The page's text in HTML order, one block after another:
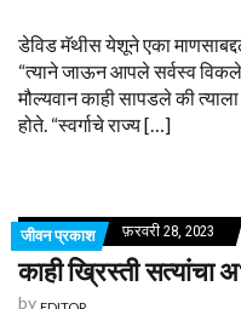
डेविड मॅथीस येशूने एका
“त्याने जाऊन आपले सर्वस्व
मौल्यवान काही सापडले की
होते. “स्वर्गाचे राज्य […]
जीवन प्रकाश फ़रवरी 28, 2023
काही ख्रिस्ती सत्यांचा
by